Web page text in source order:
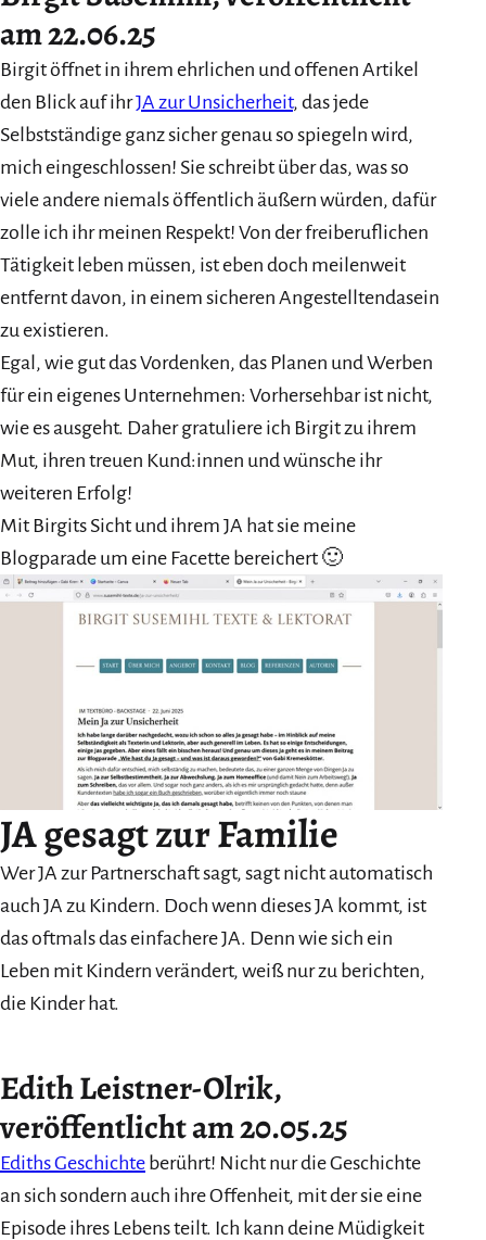
am 22.06.25
Birgit öffnet in ihrem ehrlichen und offenen Artikel
den Blick auf ihrJA zur Unsicherheit, das jede
Selbstständige ganz sicher genau so spiegeln wird,
mich eingeschlossen! Sie schreibt über das, was so
viele andere niemals öffentlich äußern würden, dafür
zolle ich ihr meinen Respekt! Von der freiberuflichen
Tätigkeit leben müssen, ist eben doch meilenweit
entfernt davon, in einem sicheren Angestelltendasein
zu existieren.
Egal, wie gut das Vordenken, das Planen und Werben
für ein eigenes Unternehmen: Vorhersehbar ist nicht,
wie es ausgeht. Daher gratuliere ich Birgit zu ihrem
Mut, ihren treuen Kund:innen und wünsche ihr
weiteren Erfolg!
Mit Birgits Sicht und ihrem JA hat sie meine
Blogparade um eine Facette bereichert 🙂
JA gesagt zur Familie
Wer JA zur Partnerschaft sagt, sagt nicht automatisch
auch JA zu Kindern. Doch wenn dieses JA kommt, ist
das oftmals das einfachere JA. Denn wie sich ein
Leben mit Kindern verändert, weiß nur zu berichten,
die Kinder hat.
Edith Leistner-Olrik,
veröffentlicht am 20.05.25
Ediths Geschichte berührt! Nicht nur die Geschichte
an sich sondern auch ihre Offenheit, mit der sie eine
Episode ihres Lebens teilt. Ich kann deine Müdigkeit